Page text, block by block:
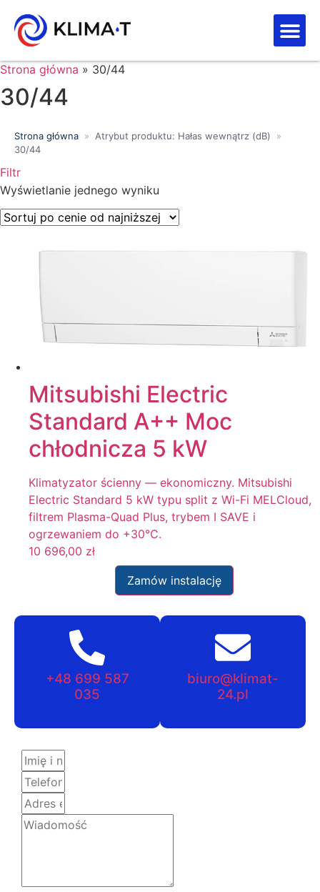
Strona główna » 30/44
30/44
Strona główna » Atrybut produktu: Hałas wewnątrz (dB)
»
30/44
Filtr
Wyszukiwanie tekstowe
Kategorie produktów
Klasa energetyczna
Wyświetlanie jednego wyniku
Mitsubishi Electric
Standard A++ Moc
chłodnicza 5 kW
Klimatyzator ścienny — ekonomiczny. Mitsubishi
Electric Standard 5 kW typu split z Wi-Fi MELCloud,
filtrem Plasma-Quad Plus, trybem I SAVE i
ogrzewaniem do +30°C.
10 696,00 zł
Zamów instalację
+48 699 587
035
biuro@klimat-
24.pl